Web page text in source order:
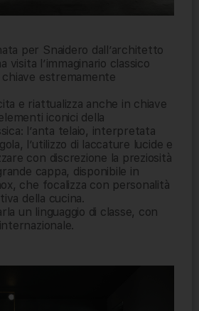
per Snaidero dall’architetto
visita l’immaginario classico
estremamente
e riattualizza anche in chiave
iconici della
l’anta telaio, interpretata
l’utilizzo di laccature lucide e
con discrezione la preziosità
cappa, disponibile in
che focalizza con personalità
della cucina.
un linguaggio di classe, con